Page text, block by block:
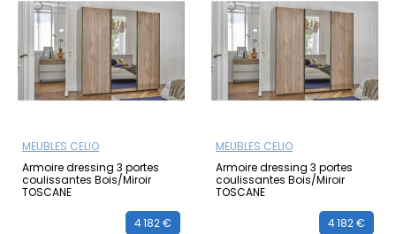
MEUBLES CELIO
Armoire dressing 3 portes
coulissantes Bois/Miroir
TOSCANE
4 182 €
MEUBLES CELIO
Armoire dressing 3 portes
coulissantes Bois/Miroir
TOSCANE
4 182 €